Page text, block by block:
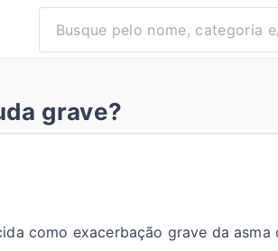
grave?
como exacerbação grave da